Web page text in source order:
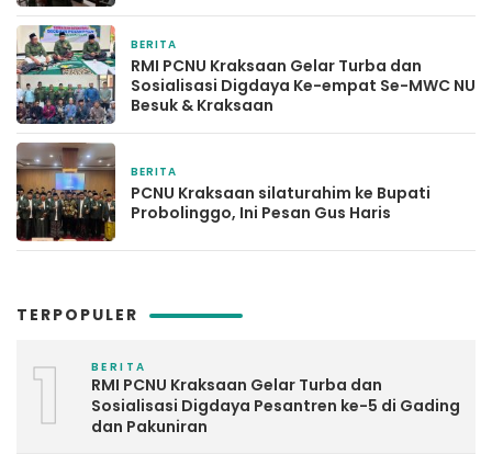
BERITA
RMI PCNU Kraksaan Gelar Turba dan
Sosialisasi Digdaya Ke-empat Se-MWC NU
Besuk & Kraksaan
BERITA
PCNU Kraksaan silaturahim ke Bupati
Probolinggo, Ini Pesan Gus Haris
TERPOPULER
1 BERITA
RMI PCNU Kraksaan Gelar Turba dan
Sosialisasi Digdaya Pesantren ke-5 di Gading
dan Pakuniran